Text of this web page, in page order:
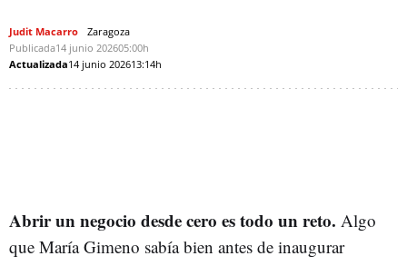
Judit Macarro
Zaragoza
Publicada14 junio 202605:00h
Actualizada14 junio 202613:14h
Abrir un negocio desde cero es todo un reto. Algo
que María Gimeno sabía bien antes de inaugurar